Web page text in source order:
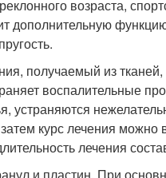
возраста,
дополнительную
получаемый из
воспалительные
устраняются
курс лечения можно
лечения